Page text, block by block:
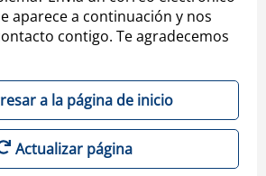
aparece a continuación y nos
contigo. Te agradecemos
a la página de inicio
Actualizar página